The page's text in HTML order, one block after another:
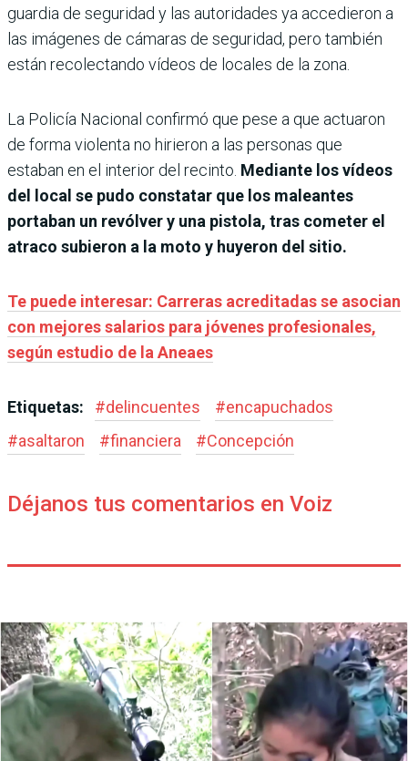
guardia de seguridad y las autoridades ya accedieron a
las imágenes de cámaras de seguridad, pero también
están recolectando vídeos de locales de la zona.
La Policía Nacional confirmó que pese a que actuaron
de forma violenta no hirieron a las personas que
estaban en el interior del recinto. Mediante los vídeos
del local se pudo constatar que los maleantes
portaban un revólver y una pistola, tras cometer el
atraco subieron a la moto y huyeron del sitio.
Te puede interesar: Carreras acreditadas se asocian
con mejores salarios para jóvenes profesionales,
según estudio de la Aneaes
Etiquetas: #delincuentes #encapuchados
#asaltaron #financiera #Concepción
Déjanos tus comentarios en Voiz